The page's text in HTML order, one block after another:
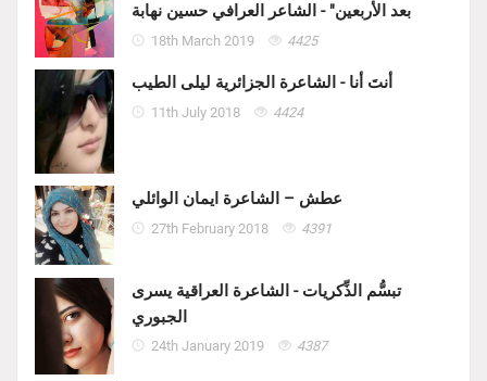
بعد الأربعين" - الشاعر العرافي حسين نهابة
18th March 2019 4425
أنتَ أنا - الشاعرة الجزائرية ليلى الطيب
11th July 2018 4424
عطش – الشاعرة ايمان الوائلي
27th February 2018 4391
تبسُّم الذِّكريات - الشاعرة العراقية يسرى
الجبوري
24th January 2019 4387